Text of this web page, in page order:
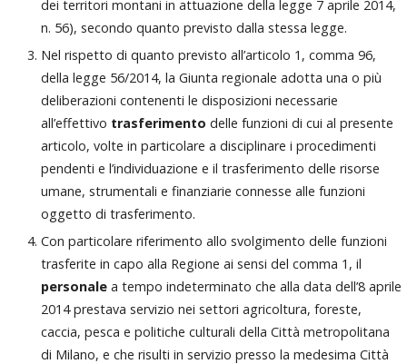
dei territori montani in attuazione della legge 7 aprile 2014,
n. 56), secondo quanto previsto dalla stessa legge.
Nel rispetto di quanto previsto all’articolo 1, comma 96,
della legge 56/2014, la Giunta regionale adotta una o più
deliberazioni contenenti le disposizioni necessarie
all’effettivo trasferimento delle funzioni di cui al presente
articolo, volte in particolare a disciplinare i procedimenti
pendenti e l’individuazione e il trasferimento delle risorse
umane, strumentali e finanziarie connesse alle funzioni
oggetto di trasferimento.
Con particolare riferimento allo svolgimento delle funzioni
trasferite in capo alla Regione ai sensi del comma 1, il
personale a tempo indeterminato che alla data dell’8 aprile
2014 prestava servizio nei settori agricoltura, foreste,
caccia, pesca e politiche culturali della Città metropolitana
di Milano, e che risulti in servizio presso la medesima Città